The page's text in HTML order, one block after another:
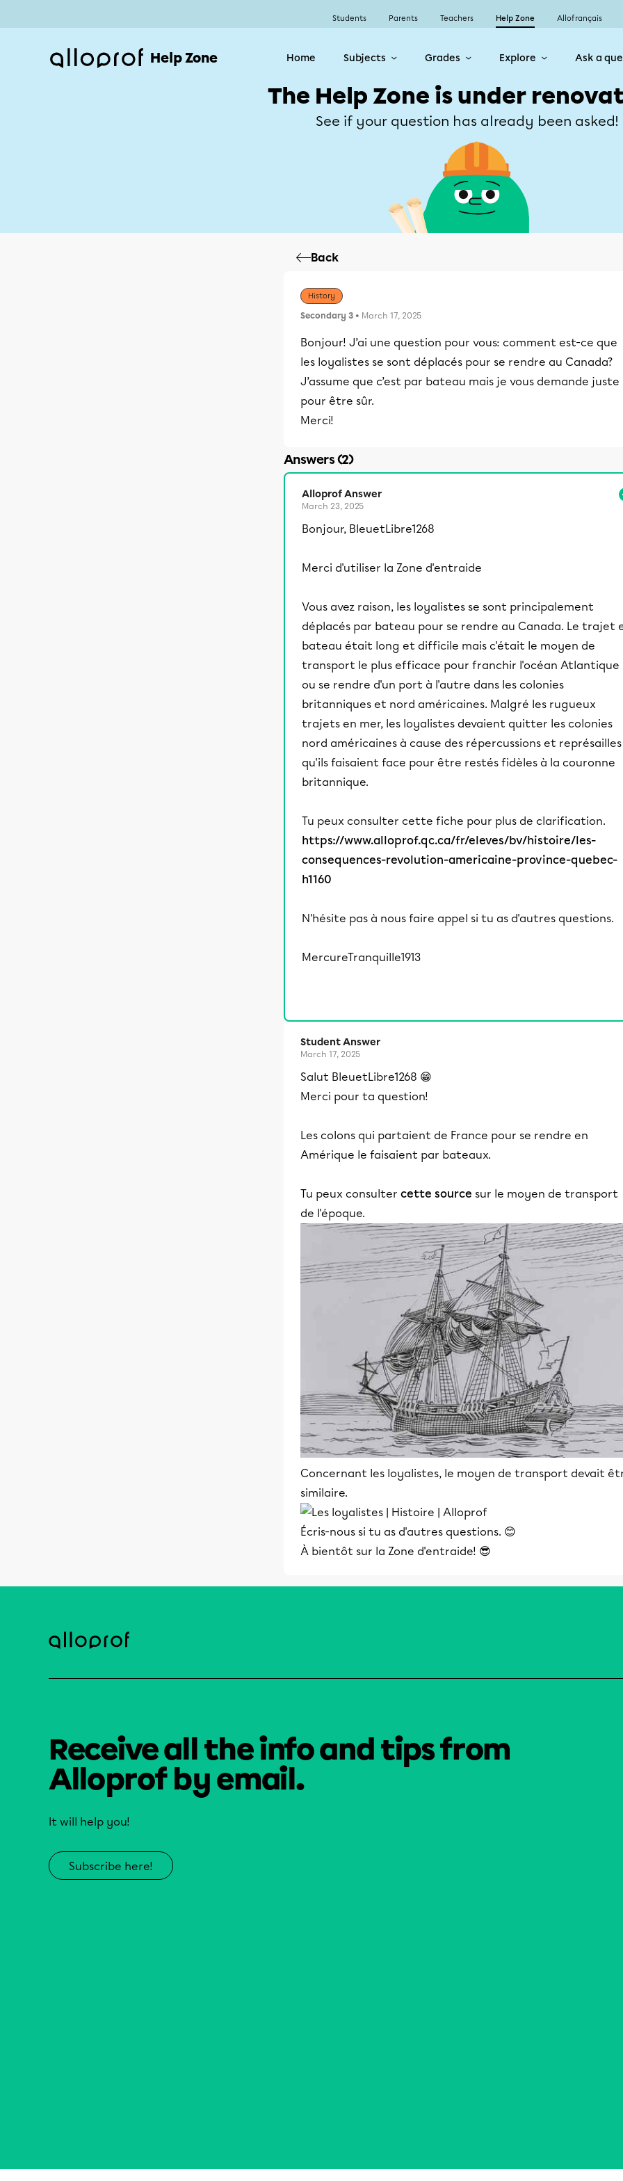
Students Parents Teachers Help Zone Allofrançais
Help Zone Home Subjects Grades Explore Ask a
The Help Zone is under
See if your question has already been asked!
Back
History
Secondary 3 • March 17, 2025
Bonjour! J’ai une question pour vous: comment est-ce que
les loyalistes se sont déplacés pour se rendre au Canada?
J’assume que c’est par bateau mais je vous demande juste
pour être sûr.
Merci!
Answers (2)
Alloprof Answer
March 23, 2025
Bonjour, BleuetLibre1268
Merci d'utiliser la Zone d'entraide
Vous avez raison, les loyalistes se sont principalement
déplacés par bateau pour se rendre au Canada. Le trajet
bateau était long et difficile mais c'était le moyen de
transport le plus efficace pour franchir l'océan Atlantique
ou se rendre d'un port à l'autre dans les colonies
britanniques et nord américaines. Malgré les rugueux
trajets en mer, les loyalistes devaient quitter les colonies
nord américaines à cause des répercussions et représailles
qu'ils faisaient face pour être restés fidèles à la couronne
britannique.
Tu peux consulter cette fiche pour plus de clarification.
https://www.alloprof.qc.ca/fr/eleves/bv/histoire/les-
consequences-revolution-americaine-province-quebec-
h1160
N'hésite pas à nous faire appel si tu as d'autres questions.
MercureTranquille1913
Student Answer
March 17, 2025
Salut BleuetLibre1268 😁
Merci pour ta question!
Les colons qui partaient de France pour se rendre en
Amérique le faisaient par bateaux.
Tu peux consulter cette source sur le moyen de transport
de l'époque.
Concernant les loyalistes, le moyen de transport devait
similaire.
Écris-nous si tu as d'autres questions. 😊
À bientôt sur la Zone d'entraide! 😎
Receive all the info and tips from
Alloprof by email.
It will help you!
Subscribe here!